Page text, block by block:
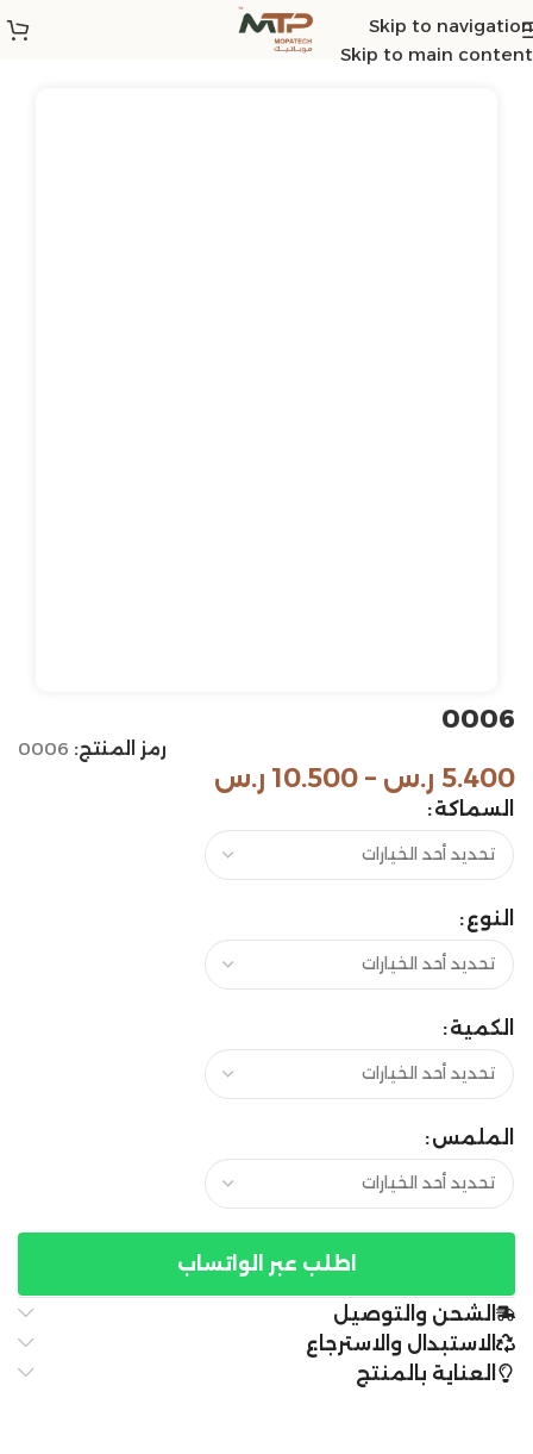
Skip to navigation
Skip to main content
الرئيسية/
ST3
/
ST2
0006
رمز المنتج: 0006
5.400 ر.س –
10.500 ر.س
السماكة
النوع
الكمية
الملمس
اطلب عبر الواتساب
الشحن والتوصيل
الاستبدال والاسترجاع
العناية بالمنتج